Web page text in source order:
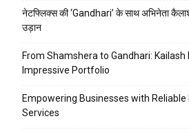
नेटफ्लिक्स की ‘Gandhari’ के साथ अभिनेता
उड़ान
From Shamshera to Gandhari:
Impressive Portfolio
Empowering Businesses with Reliable
Services